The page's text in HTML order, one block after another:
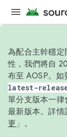
為配合主幹穩
性，我們將自
布至 AOSP。
latest-
單分支版本一
最新版本。詳情
更 」。